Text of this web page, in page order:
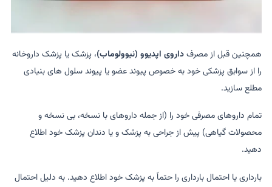
همچنین قبل از مصرفداروی اپدیوو (نیوولوماب)، پزشک یا پزشک داروخانه
را از سوابق پزشکی خود به خصوص پیوند عضو یا پیوند سلول های بنیادی
مطلع سازید.
تمام داروهای مصرفی خود را (از جمله داروهای با نسخه، بی نسخه و
محصولات گیاهی) پیش از جراحی به پزشک و یا دندان پزشک خود اطلاع
دهید.
بارداری یا احتمال بارداری را حتماً به پزشک خود اطلاع دهید. به دلیل احتمال